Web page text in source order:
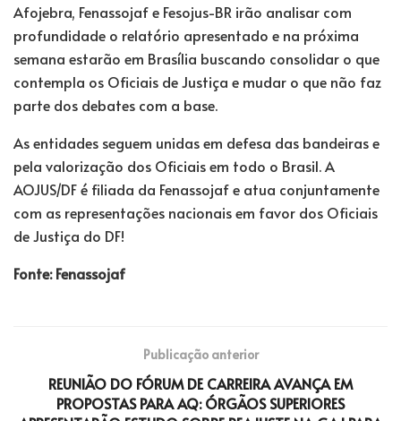
Afojebra, Fenassojaf e Fesojus-BR irão analisar com
profundidade o relatório apresentado e na próxima
semana estarão em Brasília buscando consolidar o que
contempla os Oficiais de Justiça e mudar o que não faz
parte dos debates com a base.
As entidades seguem unidas em defesa das bandeiras e
pela valorização dos Oficiais em todo o Brasil. A
AOJUS/DF é filiada da Fenassojaf e atua conjuntamente
com as representações nacionais em favor dos Oficiais
de Justiça do DF!
Fonte: Fenassojaf
Publicação anterior
REUNIÃO DO FÓRUM DE CARREIRA AVANÇA EM
PROPOSTAS PARA AQ: ÓRGÃOS SUPERIORES